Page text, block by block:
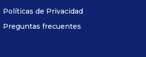
Políticas de Privacidad
Preguntas frecuentes